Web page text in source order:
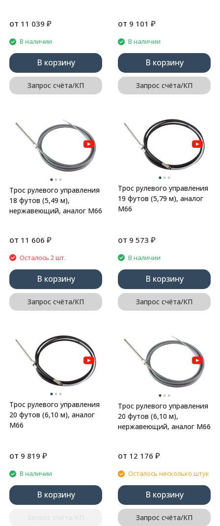
от 11 039 ₽
В наличии
В корзину
Запрос счёта/КП
от 9 101 ₽
В наличии
В корзину
Запрос счёта/КП
Трос рулевого управления
18 футов (5,49 м),
нержавеющий, аналог М66
от 11 606 ₽
Осталось 2 шт.
В корзину
Запрос счёта/КП
Трос рулевого управления
19 футов (5,79 м), аналог
М66
от 9 573 ₽
В наличии
В корзину
Запрос счёта/КП
Трос рулевого управления
20 футов (6,10 м), аналог
М66
от 9 819 ₽
В наличии
В корзину
Трос рулевого управления
20 футов (6,10 м),
нержавеющий, аналог М66
от 12 176 ₽
Осталось несколько штук
В корзину
Запрос счёта/КП